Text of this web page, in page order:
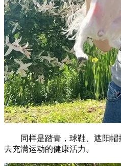
同样是踏青，球鞋、遮阳帽
去充满运动的健康活力。